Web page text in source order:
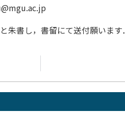
書し，書留にて送付願います．